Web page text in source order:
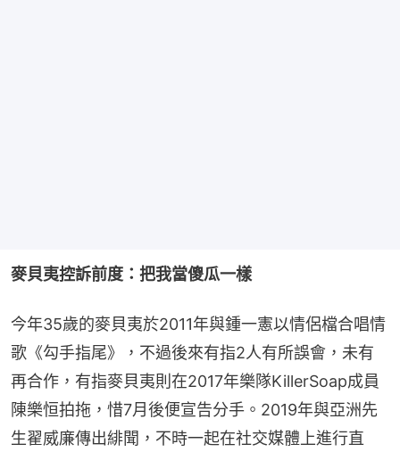
麥貝夷控訴前度：把我當傻瓜一樣
今年35歲的麥貝夷於2011年與鍾一憲以情侶檔合唱情
歌《勾手指尾》，不過後來有指2人有所誤會，未有
再合作，有指麥貝夷則在2017年樂隊KillerSoap成員
陳樂恒拍拖，惜7月後便宣告分手。2019年與亞洲先
生翟威廉傳出緋聞，不時一起在社交媒體上進行直